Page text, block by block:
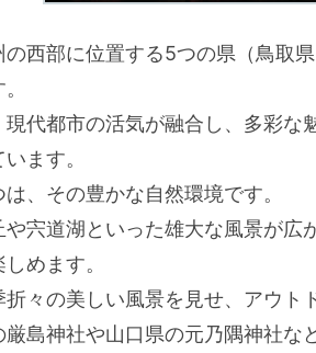
西部に位置する5つの県（鳥取
代都市の活気が融合し、多彩な
ます。
、その豊かな自然環境です。
宍道湖といった雄大な風景が広
めます。
々の美しい風景を見せ、アウト
島神社や山口県の元乃隅神社な